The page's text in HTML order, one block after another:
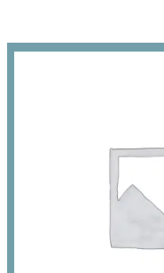
3,90€.2,00€.